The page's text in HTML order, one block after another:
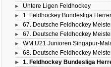
Untere Ligen Feldhockey
1. Feldhockey Bundesliga
67. Deutsche Feldhockey
67. Deutsche Feldhockey
WM U21 Junioren Singapur-
68. Deutsche Feldhockey
1. Feldhockey Bundesliga